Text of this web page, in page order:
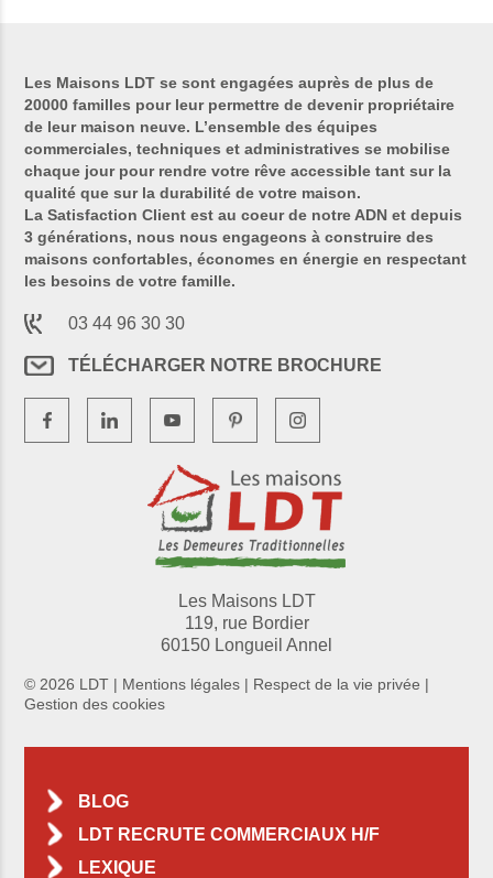
Les Maisons LDT se sont engagées auprès de plus de
20000 familles pour leur permettre de devenir propriétaire
de leur maison neuve. L’ensemble des équipes
commerciales, techniques et administratives se mobilise
chaque jour pour rendre votre rêve accessible tant sur la
qualité que sur la durabilité de votre maison.
La Satisfaction Client est au coeur de notre ADN et depuis
3 générations, nous nous engageons à construire des
maisons confortables, économes en énergie en respectant
les besoins de votre famille.
03 44 96 30 30
TÉLÉCHARGER NOTRE BROCHURE
Les Maisons LDT
119, rue Bordier
60150 Longueil Annel
© 2026 LDT | Mentions légales | Respect de la vie privée |
Gestion des cookies
BLOG
LDT RECRUTE COMMERCIAUX H/F
LEXIQUE